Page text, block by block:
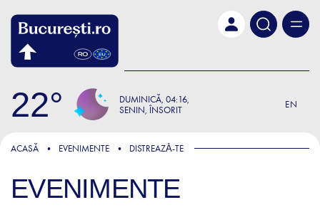
22 DUMINICĂ 04:16
SENIN, ÎNSORIT
EN
ACASĂ EVENIMENTE DISTREAZǍ-TE
EVENIMENTE